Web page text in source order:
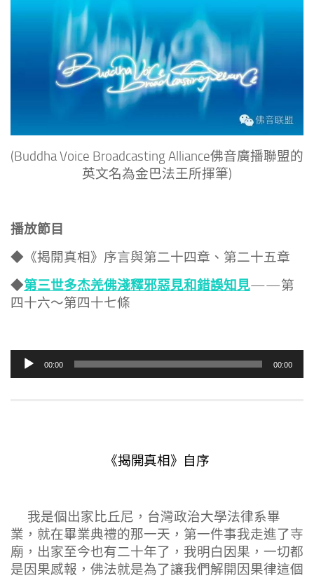
(Buddha Voice Broadcasting Alliance佛音廣播聯盟的
英文名為金巴法王所揮筆)
播放節目
◆《揭開真相》序言與第二十四章、第二十五章
◆第三世多杰羌佛淺釋邪惡見和錯誤知見——第
四十六～第四十七條
00:00 00:00
《揭開真相》自序
我是個出家比丘尼，台灣政治大學法律系畢
業，就在畢業典禮的那一天，第一件事我走進了寺
廟，出家至今也有二十年了，我明白因果，一切都
是因果感報，佛法就是為了讓我們解開因果律這個